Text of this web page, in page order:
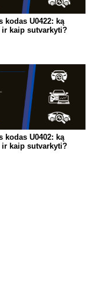
kodas U0422: ką
ir kaip sutvarkyti?
kodas U0402: ką
ir kaip sutvarkyti?